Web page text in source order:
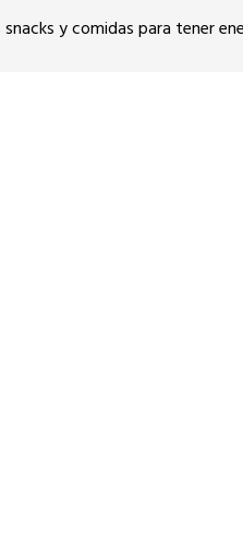
y comidas para tener